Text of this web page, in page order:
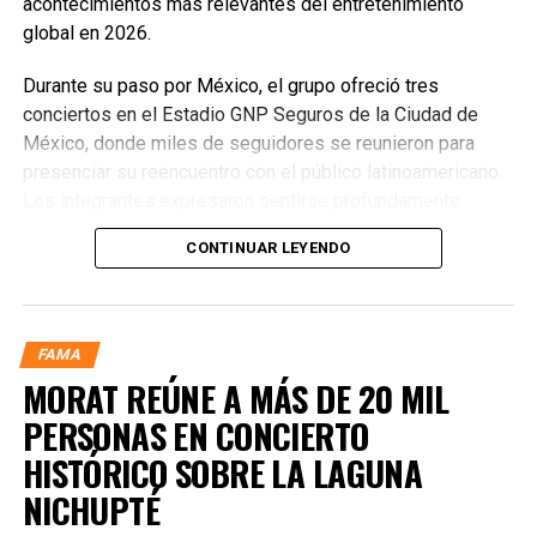
global en 2026.
Durante su paso por México, el grupo ofreció tres
conciertos en el Estadio GNP Seguros de la Ciudad de
México, donde miles de seguidores se reunieron para
presenciar su reencuentro con el público latinoamericano.
conmovidos por la energía, la entrega y la calidez del
público mexicano, destacando que el país mantiene una
audiencias más apasionadas y que su regreso superó
todas las expectativas por la fuerza del recibimiento.
CONTINUAR LEYENDO
FAMA
MORAT REÚNE A MÁS DE 20 MIL
PERSONAS EN CONCIERTO
HISTÓRICO SOBRE LA LAGUNA
NICHUPTÉ